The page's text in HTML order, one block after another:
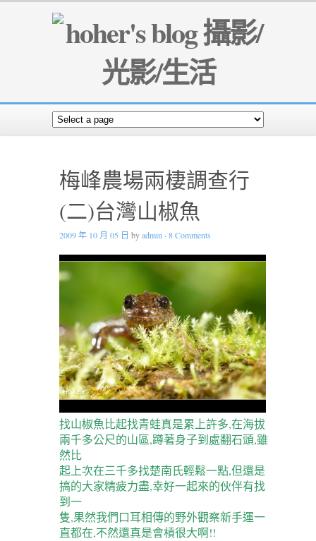
梅峰農場兩棲調查行
(二)台灣山椒魚
2009 年 10 月 05 日 byadmin · 8 Comments
找山椒魚比起找青蛙真是累上許多,在海拔
兩千多公尺的山區,蹲著身子到處翻石頭,雖
然比
起上次在三千多找楚南氏輕鬆一點,但還是
搞的大家精疲力盡,幸好一起來的伙伴有找
到一
隻,果然我們口耳相傳的野外觀察新手運一
直都在,不然還真是會槓很大啊!!